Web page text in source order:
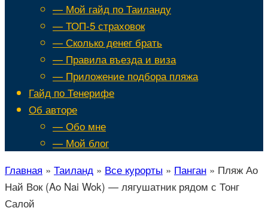
— Мой гайд по Таиланду
— ТОП-5 страховок
— Сколько денег брать
— Правила въезда и виза
— Приложение подбора пляжа
Гайд по Тенерифе
Об авторе
— Обо мне
— Мой блог
Главная » Таиланд » Все курорты » Панган » Пляж Ао
Най Вок (Ao Nai Wok) — лягушатник рядом с Тонг
Салой